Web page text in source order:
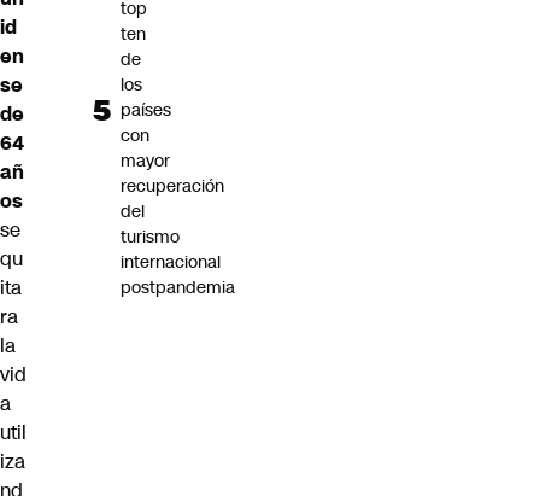
id
en
se
de
64
añ
os
se
qu
ita
ra
la
vid
a
util
iza
nd
top
ten
de
los
países
con
mayor
recuperación
del
turismo
internacional
postpandemia